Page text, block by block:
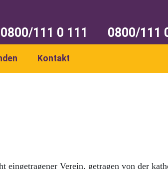
111 0 111 0800/111
Kontakt
Verein, getragen von der